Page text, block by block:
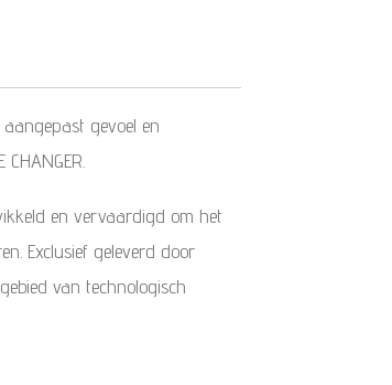
aangepast gevoel en
CHANGER.
en vervaardigd om het
Exclusief geleverd door
van technologisch